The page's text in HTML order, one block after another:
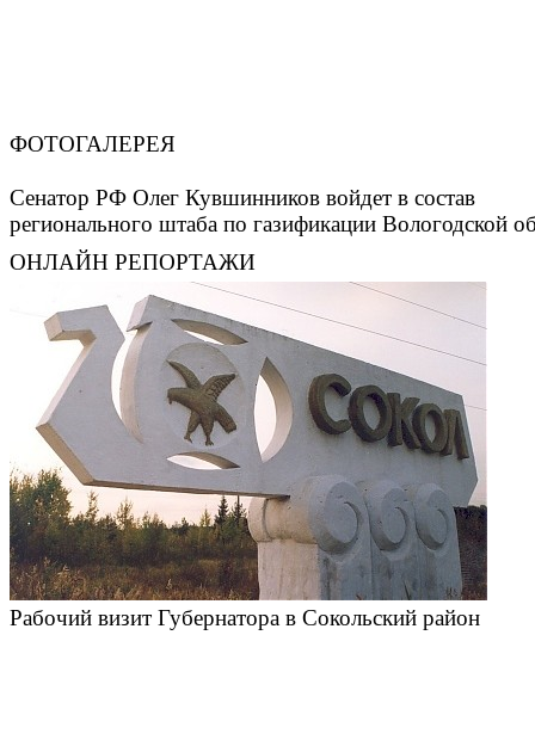
ФОТОГАЛЕРЕЯ
Сенатор РФ Олег Кувшинников войдет в состав
регионального штаба по газификации Вологодской
ОНЛАЙН РЕПОРТАЖИ
Рабочий визит Губернатора в Сокольский район